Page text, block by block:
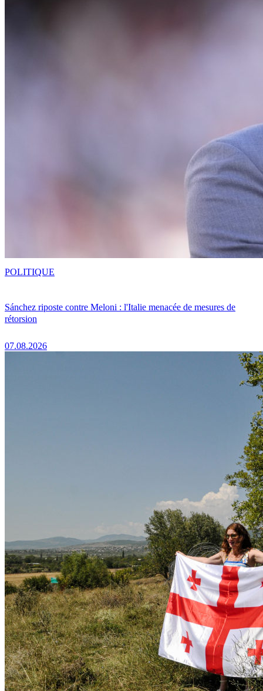
Sánchez riposte contre Meloni : l'Italie menacée de mesures de
rétorsion
07.08.2026
POLITIQUE